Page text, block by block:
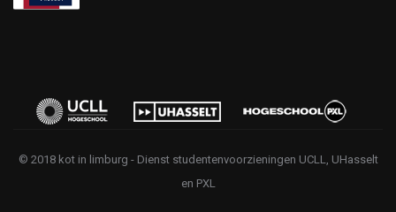
© 2018 kot in limburg - Dienst studentenvoorzieningen UCLL, UHasselt
en PXL